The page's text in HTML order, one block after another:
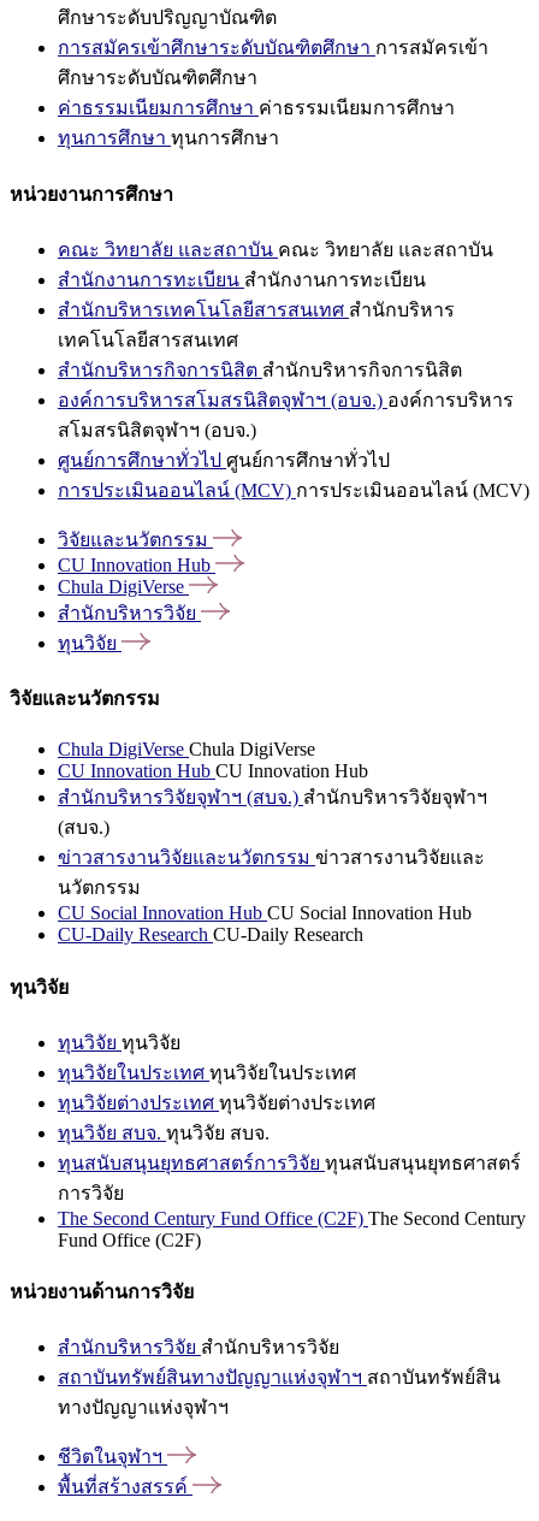
ศึกษาระดับปริญญาบัณฑิต
การสมัครเข้าศึกษาระดับบัณฑิตศึกษา การสมัครเข้า
ศึกษาระดับบัณฑิตศึกษา
ค่าธรรมเนียมการศึกษา ค่าธรรมเนียมการศึกษา
ทุนการศึกษา ทุนการศึกษา
หน่วยงานการศึกษา
คณะ วิทยาลัย และสถาบัน คณะ วิทยาลัย และสถาบัน
สำนักงานการทะเบียน สำนักงานการทะเบียน
สำนักบริหารเทคโนโลยีสารสนเทศ สำนักบริหาร
เทคโนโลยีสารสนเทศ
สำนักบริหารกิจการนิสิต สำนักบริหารกิจการนิสิต
องค์การบริหารสโมสรนิสิตจุฬาฯ (อบจ.) องค์การบริหาร
สโมสรนิสิตจุฬาฯ (อบจ.)
ศูนย์การศึกษาทั่วไป ศูนย์การศึกษาทั่วไป
การประเมินออนไลน์ (MCV) การประเมินออนไลน์ (MCV)
วิจัยและนวัตกรรม
CU Innovation Hub
Chula DigiVerse
สำนักบริหารวิจัย
ทุนวิจัย
วิจัยและนวัตกรรม
Chula DigiVerse Chula DigiVerse
CU Innovation Hub CU Innovation Hub
สำนักบริหารวิจัยจุฬาฯ (สบจ.) สำนักบริหารวิจัยจุฬาฯ
(สบจ.)
ข่าวสารงานวิจัยและนวัตกรรม ข่าวสารงานวิจัยและ
นวัตกรรม
CU Social Innovation Hub CU Social Innovation Hub
CU-Daily Research CU-Daily Research
ทุนวิจัย
ทุนวิจัย ทุนวิจัย
ทุนวิจัยในประเทศ ทุนวิจัยในประเทศ
ทุนวิจัยต่างประเทศ ทุนวิจัยต่างประเทศ
ทุนวิจัย สบจ. ทุนวิจัย สบจ.
ทุนสนับสนุนยุทธศาสตร์การวิจัย ทุนสนับสนุนยุทธศาสตร์
การวิจัย
The Second Century Fund Office (C2F) The Second Century
Fund Office (C2F)
หน่วยงานด้านการวิจัย
สำนักบริหารวิจัย สำนักบริหารวิจัย
สถาบันทรัพย์สินทางปัญญาแห่งจุฬาฯ สถาบันทรัพย์สิน
ทางปัญญาแห่งจุฬาฯ
ชีวิตในจุฬาฯ
พื้นที่สร้างสรรค์